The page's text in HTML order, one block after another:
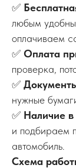
✅
любым
оплачиваем
✅ Оплата
проверка,
✅
нужные
✅ Наличие в
и подбираем
автомобиль.
Схема